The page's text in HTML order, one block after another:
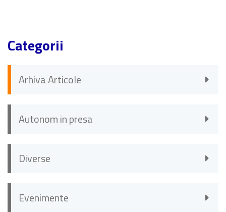
Categorii
Arhiva Articole
Autonom in presa
Diverse
Evenimente